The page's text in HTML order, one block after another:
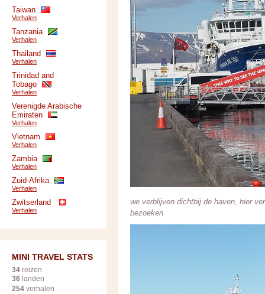
we verblijven dichtbij de haven, hier
bezoeken
Taiwan
Verhalen
Tanzania
Verhalen
Thailand
Verhalen
Trinidad and
Tobago
Verhalen
Verenigde Arabische
Emiraten
Verhalen
Vietnam
Verhalen
Zambia
Verhalen
Zuid-Afrika
Verhalen
Zwitserland
Verhalen
MINI TRAVEL STATS
34 reizen
36 landen
254 verhalen